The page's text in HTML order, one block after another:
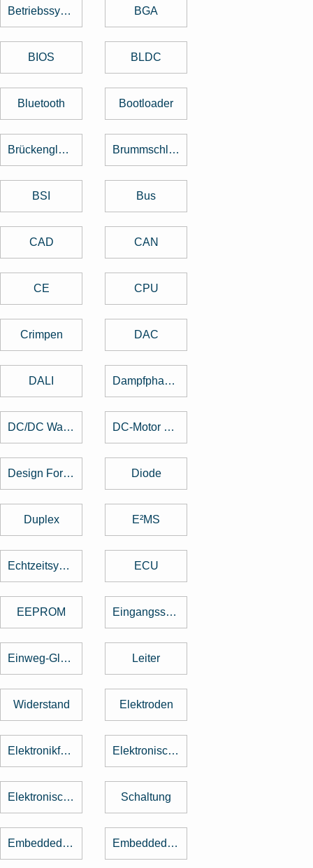
Betriebssystem BGA
BIOS BLDC
Bluetooth Bootloader
Brückengleichrichter Brummschleifen
BSI Bus
CAD CAN
CE CPU
Crimpen DAC
DALI Dampfphasenlöten
DC/DC Wandler DC-Motor brushed
Design For Manufacturing Diode
Duplex E²MS
Echtzeitsystem ECU
EEPROM Eingangsspannung
Einweg-Gleichrichter Leiter
Widerstand Elektroden
Elektronikfertigung Elektronische Baugruppe
Elektronische Bauteile Schaltung
Embedded Software Embedded System